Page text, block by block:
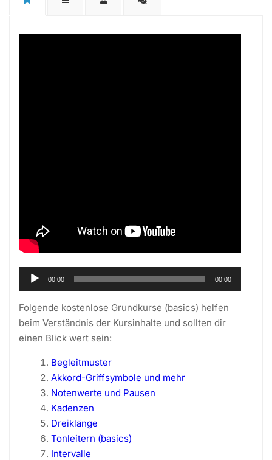
Audio-
Player
00:00 00:00
Folgende kostenlose Grundkurse (basics) helfen
beim Verständnis der Kursinhalte und sollten dir
einen Blick wert sein:
Begleitmuster
Akkord-Griffsymbole und mehr
Notenwerte und Pausen
Kadenzen
Dreiklänge
Tonleitern (basics)
Intervalle